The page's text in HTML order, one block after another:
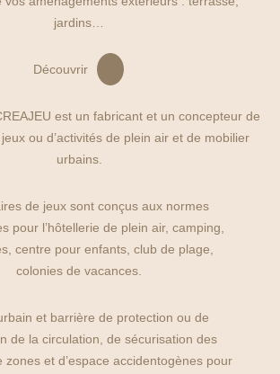
jardins…
Découvrir
est un fabricant et un concepteur de
ou d’activités de plein air et de mobilier
urbains.
de jeux sont conçus aux normes
pour l’hôtellerie de plein air, camping,
centre pour enfants, club de plage,
colonies de vacances.
et barrière de protection ou de
de la circulation, de sécurisation des
zones et d’espace accidentogènes pour